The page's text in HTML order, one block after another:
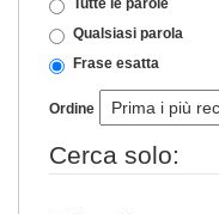
Tutte le parole
Qualsiasi parola
Frase esatta
Ordine
Cerca solo: